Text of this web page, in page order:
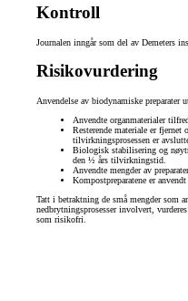
Kontroll
Journalen inngår som del av Demeters
Risikovurdering
Anvendelse av biodynamiske
Anvendte organmaterialer
Resterende materiale er fjernet
tilvirkningsprosessen er
Biologisk stabilisering og
den ½ års tilvirkningstid.
Anvendte mengder av
Kompostpreparatene er
Tatt i betraktning de små mengder som
nedbrytningsprosesser involvert,
som risikofri.